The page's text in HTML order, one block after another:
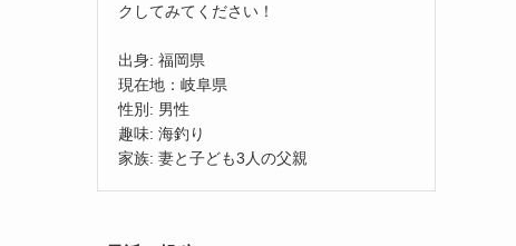
クしてみてください！
出身: 福岡県
現在地：岐阜県
性別: 男性
趣味: 海釣り
家族: 妻と子ども3人の父親